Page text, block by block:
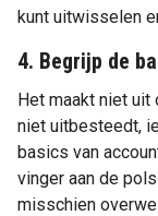
kunt uitwisselen
4. Begrijp de
Het maakt niet
niet uitbesteedt,
basics van
vinger aan de
misschien